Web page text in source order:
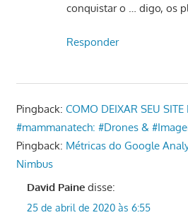
conquistar o … digo, os
Responder
Pingback: COMO DEIXAR SEU
#mammanatech: #Drones &
Pingback: Métricas do Google
Nimbus
David Paine disse:
25 de abril de 2020 às 6:55